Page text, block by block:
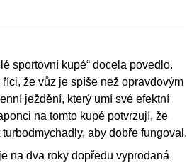
sportovní kupé“ docela povedlo.
že vůz je spíše než opravdovým
ježdění, který umí své efektní
na tomto kupé potvrzují, že
aby dobře fungoval.
na dva roky dopředu vyprodaná